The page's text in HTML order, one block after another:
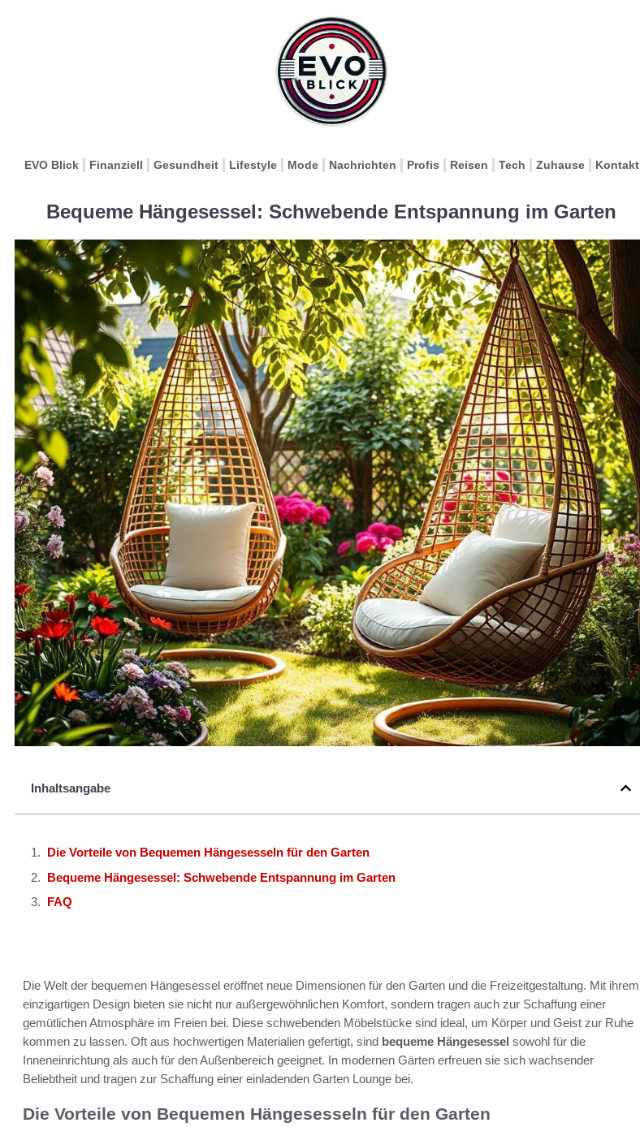
EVO Blick Finanziell Gesundheit Lifestyle Mode Nachrichten Profis Reisen Tech Zuhause Kontakt
Bequeme Hängesessel: Schwebende Entspannung im Garten
Inhaltsangabe
Die Vorteile von Bequemen Hängesesseln für den Garten
Bequeme Hängesessel: Schwebende Entspannung im Garten
FAQ
Die Welt der bequemen Hängesessel eröffnet neue Dimensionen für den Garten und die Freizeitgestaltung. Mit ihrem
einzigartigen Design bieten sie nicht nur außergewöhnlichen Komfort, sondern tragen auch zur Schaffung einer
gemütlichen Atmosphäre im Freien bei. Diese schwebenden Möbelstücke sind ideal, um Körper und Geist zur Ruhe
kommen zu lassen. Oft aus hochwertigen Materialien gefertigt, sind bequeme Hängesessel sowohl für die
Inneneinrichtung als auch für den Außenbereich geeignet. In modernen Gärten erfreuen sie sich wachsender
Beliebtheit und tragen zur Schaffung einer einladenden Garten Lounge bei.
Die Vorteile von Bequemen Hängesesseln für den Garten